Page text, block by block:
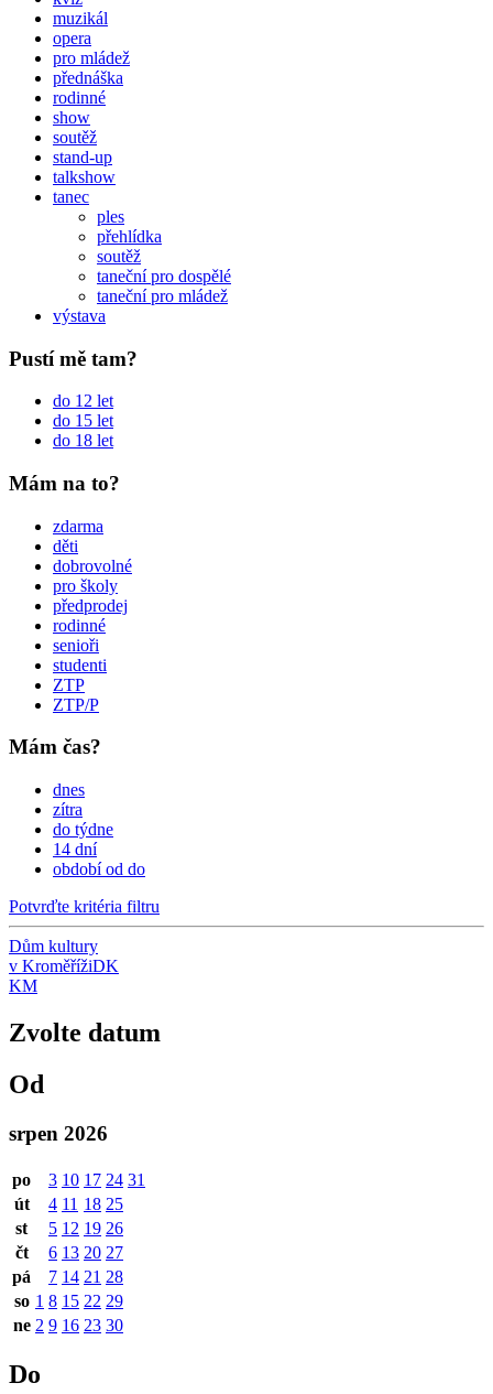
muzikál
opera
pro mládež
přednáška
rodinné
show
soutěž
stand-up
talkshow
tanec
ples
přehlídka
soutěž
taneční pro dospělé
taneční pro mládež
výstava
Pustí mě tam?
do 12 let
do 15 let
do 18 let
Mám na to?
zdarma
děti
dobrovolné
pro školy
předprodej
rodinné
senioři
studenti
ZTP
ZTP/P
Mám čas?
dnes
zítra
do týdne
14 dní
období od do
Potvrďte kritéria filtru
Dům kultury
v KroměřížiDK
KM
Zvolte datum
Od
srpen 2026
po 3 10 17 24 31
út
4 11 18 25
st
5 12 19 26
čt
6 13 20 27
pá
7 14 21 28
so 1 8 15 22 29
ne 2 9 16 23 30
Do